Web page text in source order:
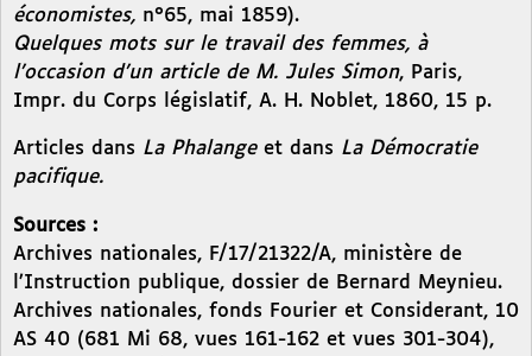
économistes, n°65, mai 1859).
Quelques mots sur le travail des femmes, à
l’occasion d’un article de M. Jules Simon, Paris,
Impr. du Corps législatif, A. H. Noblet, 1860, 15 p.
Articles dans La Phalangeet dans La Démocratie
pacifique.
Sources :
Archives nationales, F/17/21322/A, ministère de
l’Instruction publique, dossier de Bernard Meynieu.
Archives nationales, fonds Fourier et Considerant, 10
AS 40 (681 Mi 68, vues 161-162 et vues 301-304),